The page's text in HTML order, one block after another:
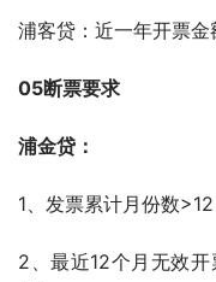
浦客贷：近一年开票
05断票要求
浦金贷：
1、发票累计月份数>12
2、最近12个月无效